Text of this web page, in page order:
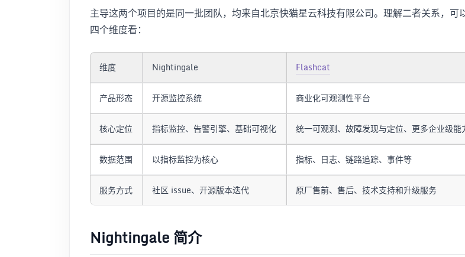
主导这两个项目的是同一批团队，均来自北京快猫星云科技有限公司。理解二者关系，可
四个维度看：
维度 Nightingale Flashcat
产品形态 开源监控系统 商业化可观测性平台
核心定位 指标监控、告警引擎、基础可视化 统一可观测、故障发现与定位、更多企业级能
数据范围 以指标监控为核心 指标、日志、链路追踪、事件等
服务方式 社区 issue、开源版本迭代 原厂售前、售后、技术支持和升级服务
Nightingale 简介